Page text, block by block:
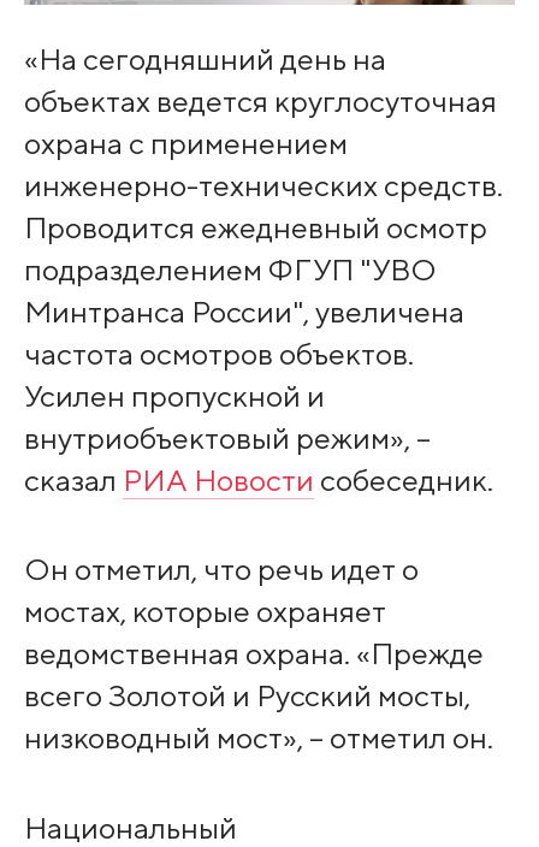
«На сегодняшний день на
объектах ведется круглосуточная
охрана с применением
инженерно-технических средств.
Проводится ежедневный осмотр
подразделением ФГУП "УВО
Минтранса России", увеличена
частота осмотров объектов.
Усилен пропускной и
внутриобъектовый режим», –
сказал РИА Новости собеседник.
Он отметил, что речь идет о
мостах, которые охраняет
ведомственная охрана. «Прежде
всего Золотой и Русский мосты,
низководный мост», – отметил он.
Национальный